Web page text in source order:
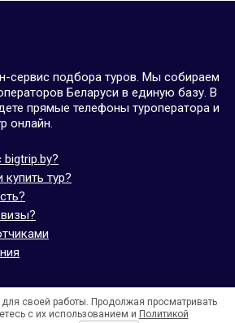
сервис подбора туров. Мы собираем
Беларуси в единую базу. В
прямые телефоны туроператора и
онлайн.
bigtrip.by?
тур?
- 2026
7 отзывов
для своей работы. Продолжая просматривать
с их использованием и Политикой